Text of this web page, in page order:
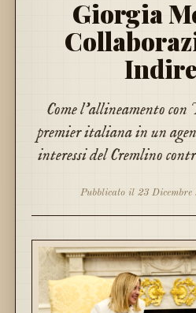
Giorgia
Come l'allineamento
premier italiana in un
interessi del Cremlino
Pubblicato il 23